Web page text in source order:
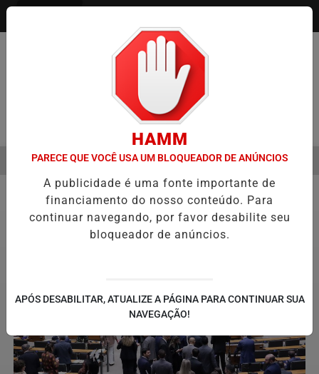
Pesquisar Notícia
É A VIRADA DO VAREJO ÓPTICO EM 2026 WELTON
EM ALTA
MENU
Política
HAMM
PARECE QUE VOCÊ USA UM BLOQUEADOR DE ANÚNCIOS
A publicidade é uma fonte importante de
financiamento do nosso conteúdo. Para
continuar navegando, por favor desabilite seu
bloqueador de anúncios.
APÓS DESABILITAR, ATUALIZE A PÁGINA PARA CONTINUAR SUA
NAVEGAÇÃO!